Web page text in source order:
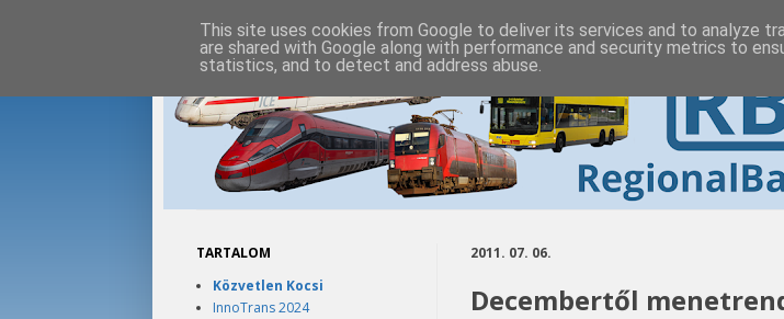
2011. 07. 06.
Decembertől
TARTALOM
Közvetlen Kocsi
InnoTrans 2024
This site uses cookies from Google to deliver its services and to analyze
are shared with Google along with performance and security metrics to
statistics, and to detect and address abuse.